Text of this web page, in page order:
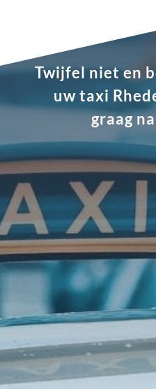
Twijfel niet en
uw taxi
graag